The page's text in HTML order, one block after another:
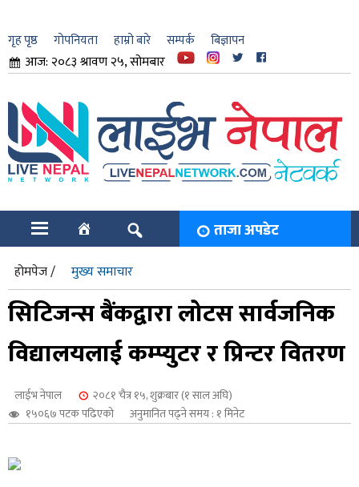
गृह पृष्ठ गोपनियता हाम्रो बारे सम्पर्क बिज्ञापन
आज: २०८३ श्रावण २५, सोमबार
ताजा अपडेट
होमपेज / मुख्य समाचार
सिटिजन्स बैंकद्वारा लोटस सार्वजनिक
विद्यालयलाई कम्प्युटर र प्रिन्टर वितरण
लाईभ नेपाल
२०८१ चैत्र १५, शुक्रबार (१ साल अघि)
१५०६७ पटक पढिएको
अनुमानित पढ्ने समय : १ मिनेट